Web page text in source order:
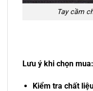
Tay cầm
Lưu ý khi chọn mua:
Kiểm tra chất